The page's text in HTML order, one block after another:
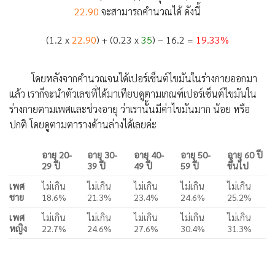
22.90 จะสามารถคำนวณได้ ดังนี้
(1.2 x22.90) + (0.23 x35) – 16.2 = 19.33%
โดยหลังจากคำนวณจนได้เปอร์เซ็นต์ไขมันในร่างกายออกมา
แล้ว เราก็จะนำตัวเลขที่ได้มาเทียบดูตามเกณฑ์เปอร์เซ็นต์ไขมันใน
ร่างกายตามเพศและช่วงอายุ ว่าเรานั้นมีค่าไขมันมาก น้อย หรือ
ปกติ โดยดูตามตารางด้านล่างได้เลยค่ะ
อายุ 20-
29ปี
อายุ 30-
39ปี
อายุ 40-
49ปี
อายุ50-
59ปี
อายุ60ปี
ขึ้นไป
เพศ
ชาย
ไม่เกิน
18.6%
ไม่เกิน
21.3%
ไม่เกิน
23.4%
ไม่เกิน
24.6%
ไม่เกิน
25.2%
เพศ
หญิง
ไม่เกิน
22.7%
ไม่เกิน
24.6%
ไม่เกิน
27.6%
ไม่เกิน
30.4%
ไม่เกิน
31.3%